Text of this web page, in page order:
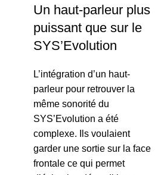
Un haut-parleur plus
puissant que sur le
SYS’Evolution
L’intégration d’un haut-
parleur pour retrouver la
même sonorité du
SYS’Evolution a été
complexe. Ils voulaient
garder une sortie sur la face
frontale ce qui permet